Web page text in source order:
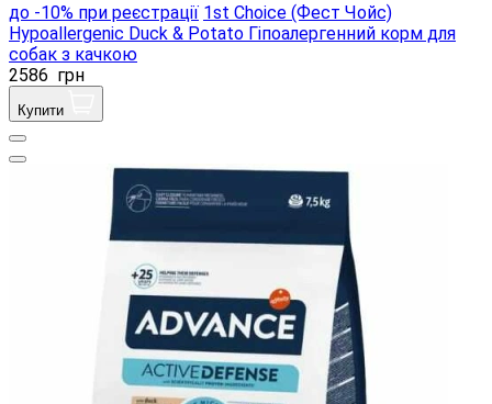
до -10% при реєстрації 1st Choice (Фест Чойс)
Hypoallergenic Duck & Potato Гіпоалергенний корм для
собак з качкою
2586 грн
Купити